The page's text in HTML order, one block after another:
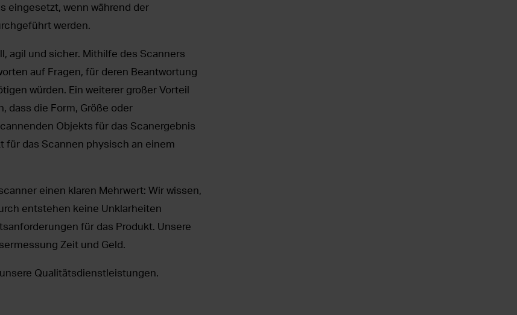
eingesetzt, wenn während der
werden.
agil und sicher. Mithilfe des Scanners
auf Fragen, für deren Beantwortung
würden. Ein weiterer großer Vorteil
dass die Form, Größe oder
Objekts für das Scanergebnis
für das Scannen physisch an einem
einen klaren Mehrwert: Wir wissen,
entstehen keine Unklarheiten
für das Produkt. Unsere
Zeit und Geld.
Qualitätsdienstleistungen.